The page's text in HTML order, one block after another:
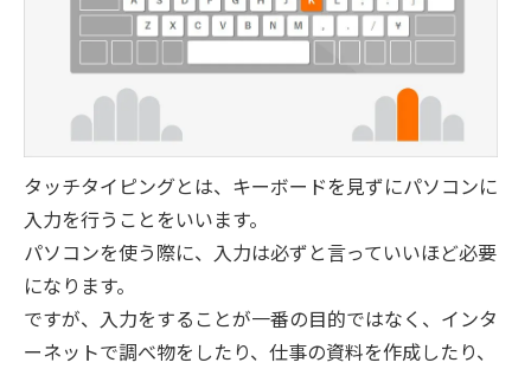
タッチタイピングとは、キーボードを見ずにパソコンに
入力を行うことをいいます。
パソコンを使う際に、入力は必ずと言っていいほど必要
になります。
ですが、入力をすることが一番の目的ではなく、インタ
ーネットで調べ物をしたり、仕事の資料を作成したり、